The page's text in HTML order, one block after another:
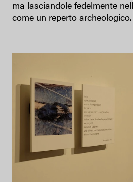
ma lasciandole fedelmente
come un reperto archeologico.